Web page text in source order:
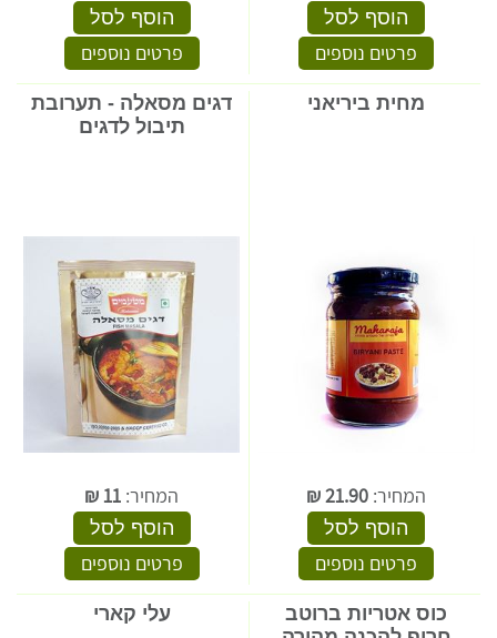
הוסף לסל
פרטים נוספים
הוסף לסל
פרטים נוספים
מחית ביריאני
המחיר: 21.90
₪
הוסף לסל
פרטים נוספים
דגים מסאלה - תערובת
תיבול לדגים
המחיר: 11
₪
הוסף לסל
פרטים נוספים
כוס אטריות ברוטב
עלי קארי